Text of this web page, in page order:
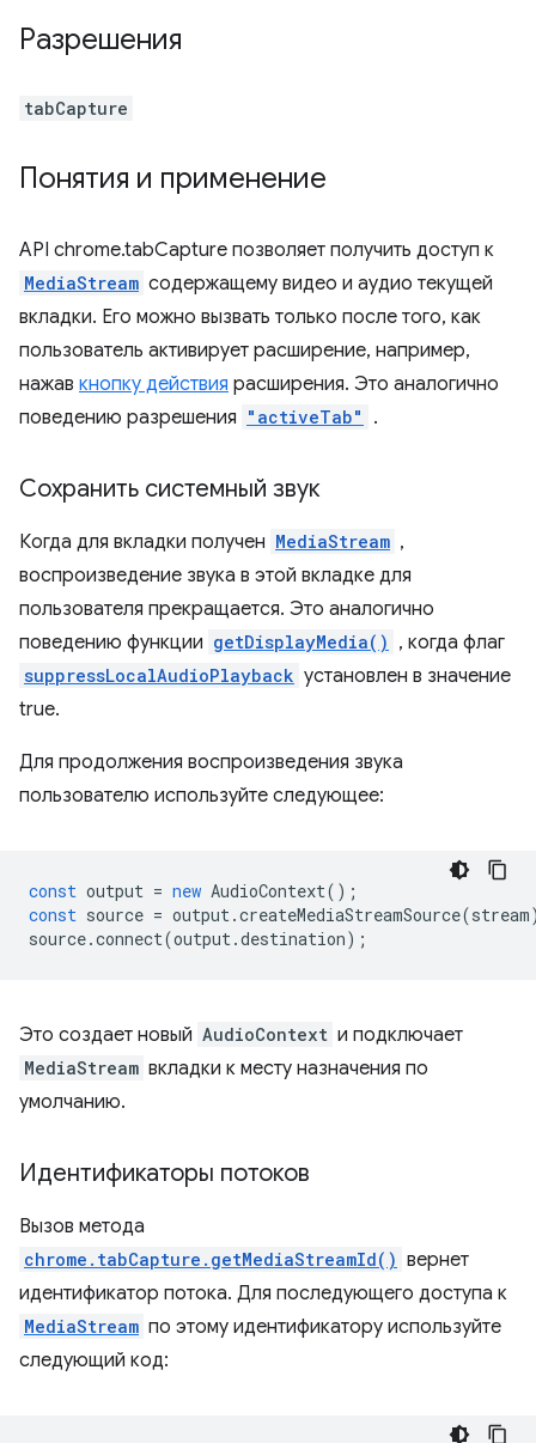
Разрешения
tabCapture
Понятия и применение
API chrome.tabCapture позволяет получить доступ к
MediaStream содержащему видео и аудио текущей
вкладки. Его можно вызвать только после того, как
пользователь активирует расширение, например,
нажав кнопку действия расширения. Это аналогично
поведению разрешения "activeTab" .
Сохранить системный звук
Когда для вкладки получен MediaStream ,
воспроизведение звука в этой вкладке для
пользователя прекращается. Это аналогично
поведению функции getDisplayMedia() , когда флаг
suppressLocalAudioPlayback установлен в значение
true.
Для продолжения воспроизведения звука
пользователю используйте следующее:
const output = new AudioContext();
const source = output.createMediaStreamSource(stream
source.connect(output.destination);
Это создает новый AudioContext и подключает
MediaStream вкладки к месту назначения по
умолчанию.
Идентификаторы потоков
Вызов метода
chrome.tabCapture.getMediaStreamId() вернет
идентификатор потока. Для последующего доступа к
MediaStream по этому идентификатору используйте
следующий код: